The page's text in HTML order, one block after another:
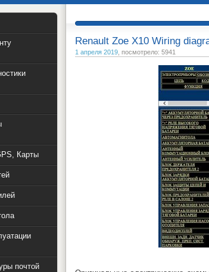
Renault Zoe X10 Wiring
1 апреля 2019, посмотрело: 5941
Карты
почтой